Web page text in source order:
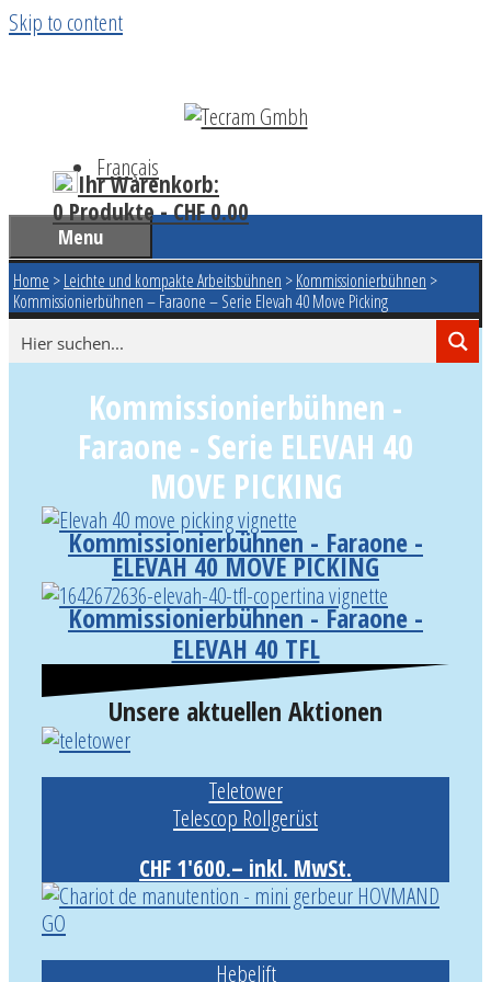
Skip to content
Français
Ihr Warenkorb:
0 Produkte -CHF0.00
Menu
Home >Leichte und kompakte Arbeitsbühnen >Kommissionierbühnen >
Kommissionierbühnen – Faraone – Serie Elevah 40 Move Picking
Kommissionierbühnen -
Faraone - Serie ELEVAH 40
MOVE PICKING
Kommissionierbühnen - Faraone -
ELEVAH 40 MOVE PICKING
Kommissionierbühnen - Faraone -
ELEVAH 40 TFL
Unsere aktuellen Aktionen
Teletower
Telescop Rollgerüst
CHF 1'600.– inkl. MwSt.
Hebelift